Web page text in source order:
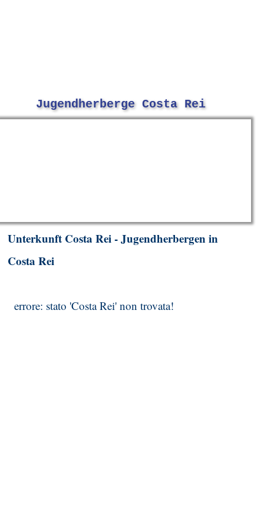
Jugendherberge Costa Rei
Unterkunft Costa Rei - Jugendherbergen in
Costa Rei
errore: stato 'Costa Rei' non trovata!